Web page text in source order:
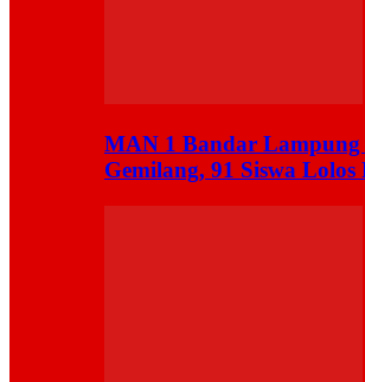
MAN 1 Bandar Lampung
Gemilang, 91 Siswa